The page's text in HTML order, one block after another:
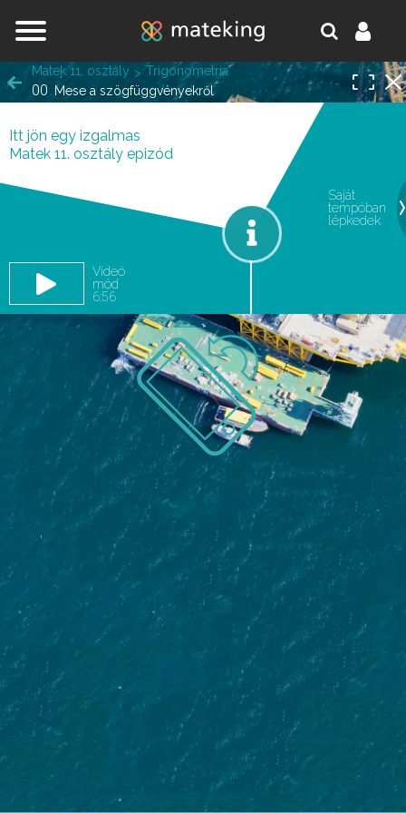
Matek 11. osztály
Trigonometria
Mese a szögfüggvényekről
00
Itt jön egy izgalmas
Matek 11. osztály epizód
Videó
mód
6:56
Saját
tempóban
lépkedek